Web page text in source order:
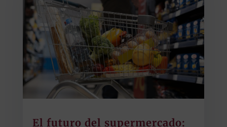
El futuro del supermercado: